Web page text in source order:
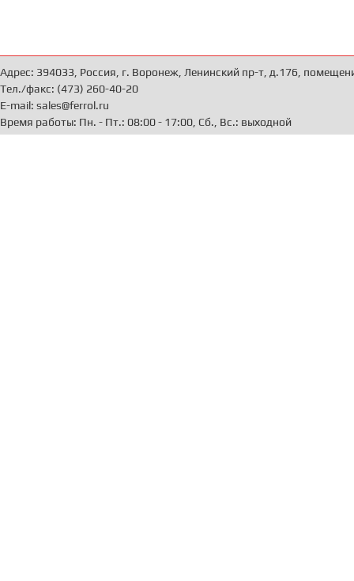
Адрес: 394033, Россия, г. Воронеж, Ленинский пр-т, д.176,
Тел./факс: (473) 260-40-20
E-mail: sales@ferrol.ru
Время работы: Пн. - Пт.: 08:00 - 17:00, Сб., Вс.: выходной